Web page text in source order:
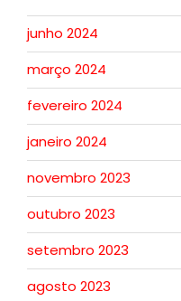
junho 2024
março 2024
fevereiro 2024
janeiro 2024
novembro 2023
outubro 2023
setembro 2023
agosto 2023